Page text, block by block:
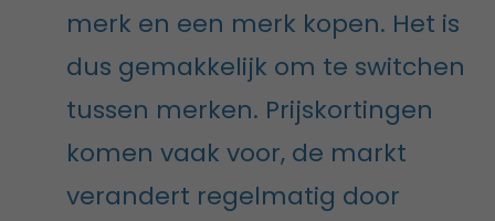
merk en een merk kopen. Het is
dus gemakkelijk om te switchen
tussen merken. Prijskortingen
komen vaak voor, de markt
verandert regelmatig door